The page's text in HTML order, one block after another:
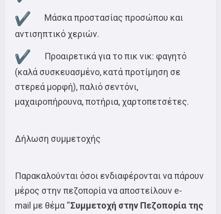
Μάσκα προστασίας προσώπου και
αντισηπτικό χεριών.
Προαιρετικά για το πικ νικ: φαγητό
(καλά συσκευασμένο, κατά προτίμηση σε
στερεά μορφή), παλιό σεντόνι,
μαχαιροπήρουνα, ποτήρια, χαρτοπετσέτες.
Δήλωση συμμετοχής
Παρακαλούνται όσοι ενδιαφέρονται να πάρουν
μέρος στην πεζοπορία να αποστείλουν e-
mail με θέμα “Συμμετοχή στην Πεζοπορία της